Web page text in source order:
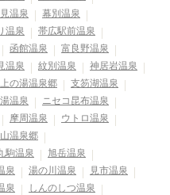
温泉
幕別温泉
温泉
帯広駅前温泉
函館温泉
富良野温泉
温泉 紋別温泉
神居岩温泉
上の湯温泉郷
支笏湖温泉
温泉
ニセコ昆布温泉
摩周温泉
ウトロ温泉
温泉郷
駒温泉
旭岳温泉
泉 湯の川温泉
見市温泉
泉
しんのしつ温泉